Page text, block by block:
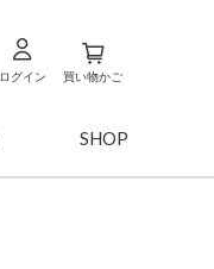
ログイン 買い物かご
SHOP